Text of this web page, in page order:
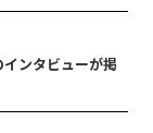
ンタビューが掲